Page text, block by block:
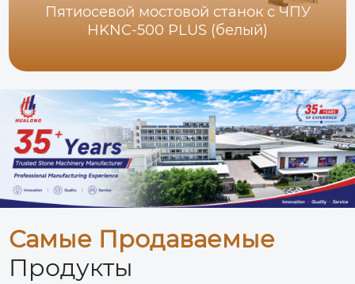
Пятиосевой мостовой станок с ЧПУ
HKNC-500 PLUS (белый)
Самые Продаваемые
Продукты